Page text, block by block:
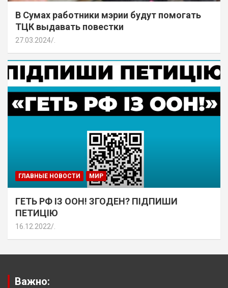
В Сумах работники мэрии будут помогать
ТЦК выдавать повестки
27.03.2024
ГЛАВНЫЕ НОВОСТИ МИР
ГЕТЬ РФ ІЗ ООН! ЗГОДЕН? ПІДПИШИ
ПЕТИЦІЮ
16.12.2022
Важно: